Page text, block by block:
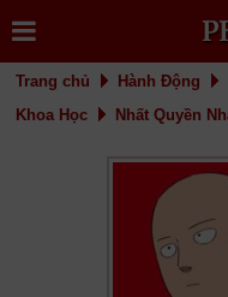
Trang chủ Hành Động
Khoa Học
Nhất Quyền